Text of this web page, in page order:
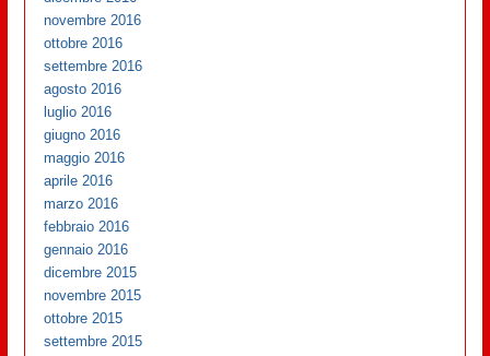
novembre 2016
ottobre 2016
settembre 2016
agosto 2016
luglio 2016
giugno 2016
maggio 2016
aprile 2016
marzo 2016
febbraio 2016
gennaio 2016
dicembre 2015
novembre 2015
ottobre 2015
settembre 2015